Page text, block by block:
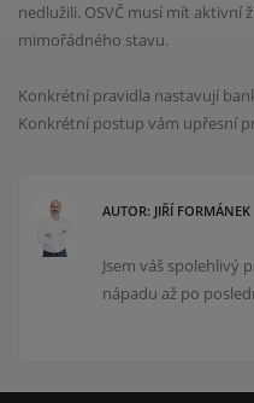
nedlužili. OSVČ musí mít aktivní
mimořádného stavu.
Konkrétní pravidla nastavují
Konkrétní postup vám upřesní
AUTOR: JIŘÍ FORMÁNEK
Jsem váš spolehlivý
nápadu až po